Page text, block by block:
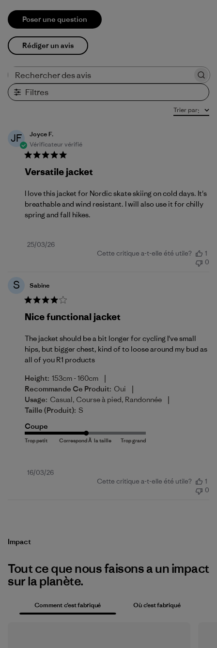
Poser une question
Rédiger un avis
Filtres
Trier par:
JF
Joyce F.
Vérificateur vérifié
Versatile jacket
I love this jacket for Nordic skate skiing on cold days. It's
breathable and wind resistant. I will also use it for chilly
spring and fall hikes.
Date
25/03/26
Cette critique a-t-elle été utile?
1
0
S Sabine
Nice functional jacket
The jacket should be a bit longer for cycling I've small
hips, but bigger chest, kind of to loose around my bud as
all of you R1 products
Height: 153cm - 160cm |
Recommande Ce Produit: Oui |
Usage: Casual, Course à pied, Randonnée |
Taille (produit): S
Coupe
Date
16/03/26
Cette critique a-t-elle été utile?
1
0
Impact
Tout ce que nous faisons a un impact
sur la planète.
Comment c’est fabriqué Où c’est fabriqué